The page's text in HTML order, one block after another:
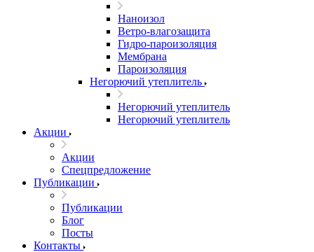
Наноизол
Ветро-влагозащита
Гидро-пароизоляция
Мембрана
Пароизоляция
Негорючий утеплитель
Негорючий утеплитель
Негорючий утеплитель
Акции
Акции
Спецпредложение
Публикации
Публикации
Блог
Посты
Контакты